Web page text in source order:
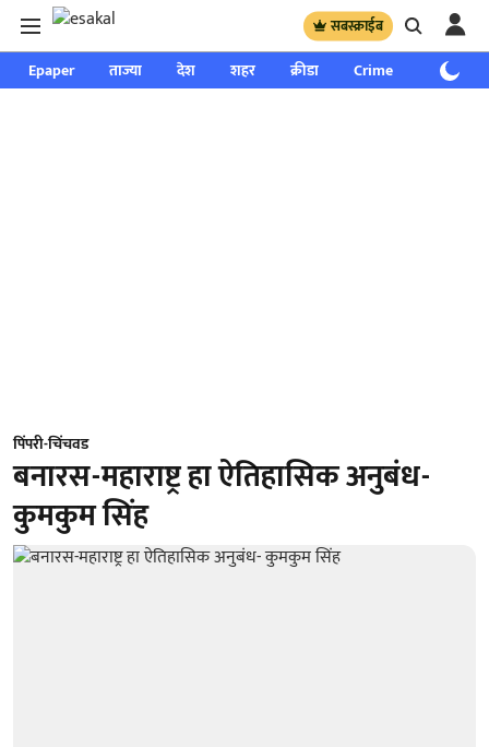
सबस्क्राईब
Epaper ताज्या देश शहर क्रीडा Crime साप्ताहिक
पिंपरी-चिंचवड
बनारस-महाराष्ट्र हा ऐतिहासिक अनुबंध-
कुमकुम सिंह